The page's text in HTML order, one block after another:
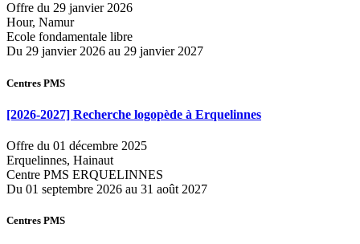
Offre du 29 janvier 2026
Hour, Namur
Ecole fondamentale libre
Du 29 janvier 2026 au 29 janvier 2027
Centres PMS
[2026-2027] Recherche logopède à Erquelinnes
Offre du 01 décembre 2025
Erquelinnes, Hainaut
Centre PMS ERQUELINNES
Du 01 septembre 2026 au 31 août 2027
Centres PMS